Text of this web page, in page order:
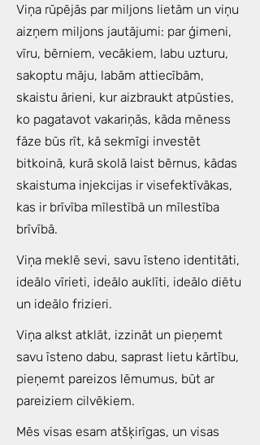
Viņa rūpējās par miljons lietām un viņu
aizņem miljons jautājumi: par ģimeni,
vīru, bērniem, vecākiem, labu uzturu,
sakoptu māju, labām attiecībām,
skaistu ārieni, kur aizbraukt atpūsties,
ko pagatavot vakariņās, kāda mēness
fāze būs rīt, kā sekmīgi investēt
bitkoinā, kurā skolā laist bērnus, kādas
skaistuma injekcijas ir visefektīvākas,
kas ir brīvība mīlestībā un mīlestība
brīvībā.
Viņa meklē sevi, savu īsteno identitāti,
ideālo vīrieti, ideālo auklīti, ideālo diētu
un ideālo frizieri.
Viņa alkst atklāt, izzināt un pieņemt
savu īsteno dabu, saprast lietu kārtību,
pieņemt pareizos lēmumus, būt ar
pareiziem cilvēkiem.
Mēs visas esam atšķirīgas, un visas